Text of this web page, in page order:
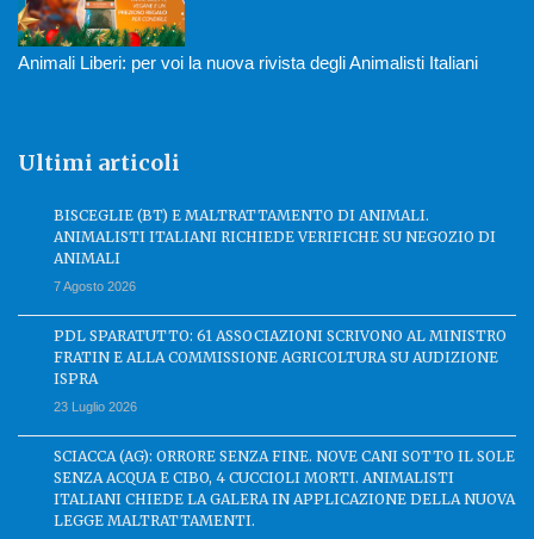
Animali Liberi: per voi la nuova rivista degli Animalisti Italiani
Ultimi articoli
BISCEGLIE (BT) E MALTRATTAMENTO DI ANIMALI.
ANIMALISTI ITALIANI RICHIEDE VERIFICHE SU NEGOZIO DI
ANIMALI
7 Agosto 2026
PDL SPARATUTTO: 61 ASSOCIAZIONI SCRIVONO AL MINISTRO
FRATIN E ALLA COMMISSIONE AGRICOLTURA SU AUDIZIONE
ISPRA
23 Luglio 2026
SCIACCA (AG): ORRORE SENZA FINE. NOVE CANI SOTTO IL SOLE
SENZA ACQUA E CIBO, 4 CUCCIOLI MORTI. ANIMALISTI
ITALIANI CHIEDE LA GALERA IN APPLICAZIONE DELLA NUOVA
LEGGE MALTRATTAMENTI.